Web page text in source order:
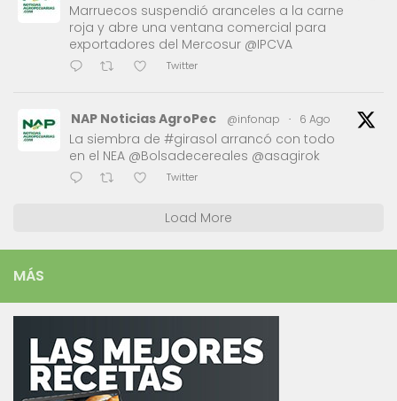
Marruecos suspendió aranceles a la carne
roja y abre una ventana comercial para
exportadores del Mercosur @IPCVA
Twitter
NAP Noticias AgroPec @infonap · 6 Ago
La siembra de #girasol arrancó con todo
en el NEA @Bolsadecereales @asagirok
Twitter
Load More
MÁS